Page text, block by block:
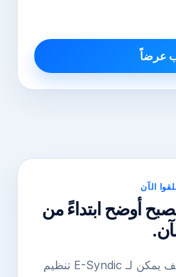
عرضاً
الآن
أوضح ابتداءً من
اطلبوا عرضاً واكتشفوا كيف يمكن لـ E-Syndic تنظيم